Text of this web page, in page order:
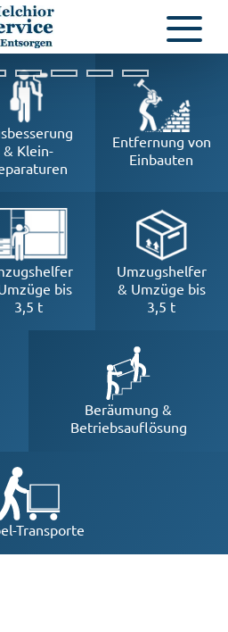
& Klein-
Entfernung von
Einbauten
bis
3,5 t
Umzugshelfer
& Umzüge bis
3,5 t
Beräumung &
Betriebsauflösung
Transporte